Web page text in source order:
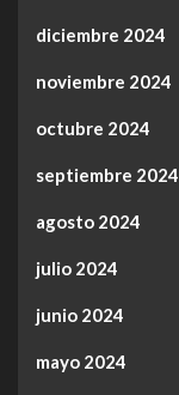
diciembre 2024
noviembre 2024
octubre 2024
septiembre 2024
agosto 2024
julio 2024
junio 2024
mayo 2024